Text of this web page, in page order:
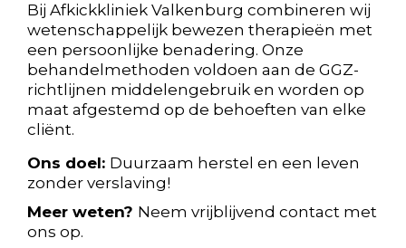
Bij Afkickkliniek Valkenburg combineren wij
wetenschappelijk bewezen therapieën met
een persoonlijke benadering. Onze
behandelmethoden voldoen aan de GGZ-
richtlijnen middelengebruik en worden op
maat afgestemd op de behoeften van elke
cliënt.
Ons doel: Duurzaam herstel en een leven
zonder verslaving!
Meer weten? Neem vrijblijvend contact met
ons op.